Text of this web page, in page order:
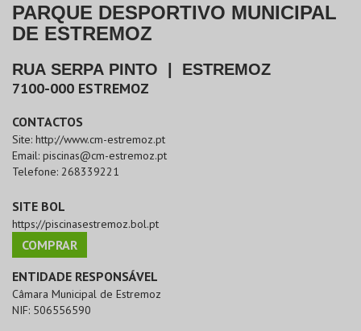
PARQUE DESPORTIVO MUNICIPAL
DE ESTREMOZ
RUA SERPA PINTO ESTREMOZ
7100-000 ESTREMOZ
CONTACTOS
Site: http://www.cm-estremoz.pt
Email: piscinas@cm-estremoz.pt
Telefone: 268339221
SITE BOL
https://piscinasestremoz.bol.pt
COMPRAR
ENTIDADE RESPONSÁVEL
Câmara Municipal de Estremoz
NIF: 506556590